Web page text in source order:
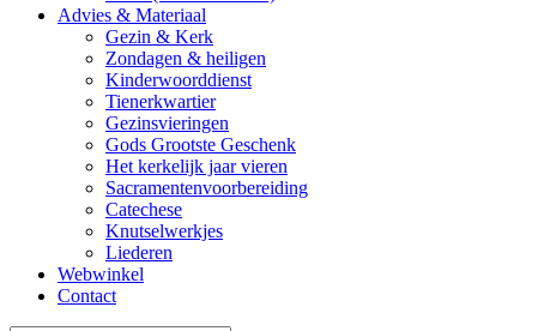
Advies & Materiaal
Gezin & Kerk
Zondagen & heiligen
Kinderwoorddienst
Tienerkwartier
Gezinsvieringen
Gods Grootste Geschenk
Het kerkelijk jaar vieren
Sacramentenvoorbereiding
Catechese
Knutselwerkjes
Liederen
Webwinkel
Contact